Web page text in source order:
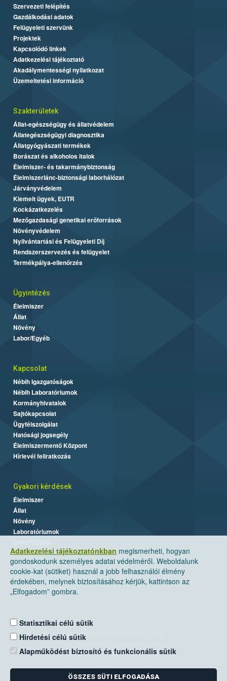
Adatkezelési tájékoztatónkban megismerheti, hogyan
gondoskodunk személyes adatai védelméről. Weboldalunk
cookie-kat (sütiket) használ a jobb felhasználói élmény
érdekében, melynek biztosításához kérjük, kattintson az
„Elfogadom” gombra.
Statisztikai célú sütik
Hirdetési célú sütik
Alapműködést biztosító és funkcionális sütik
ÖSSZES SÜTI ELFOGADÁSA
Szervezeti felépítés
Gazdálkodási adatok
Felügyeleti szervünk
Projektek
Kapcsolódó linkek
Adatkezelési tájékoztató
Akadálymentességi nyilatkozat
Üzemeltetési információ
Szakterületek
Állat-egészségügy és állatvédelem
Állategészségügyi diagnosztika
Állatgyógyászati termékek
Borászat és alkoholos italok
Élelmiszer- és takarmánybiztonság
Élelmiszerlánc-biztonsági laborhálózat
Járványvédelem
Kiemelt ügyek, EUTR
Kockázatkezelés
Mezőgazdasági genetikai erőforrások
Növényvédelem
Nyilvántartási és Felügyeleti Díj
Rendszerszervezés és felügyelet
Termékpálya-ellenőrzés
Ügyintézés
Élelmiszer
Állat
Növény
Labor/Egyéb
Kapcsolat
Nébih Igazgatóságok
Nébih Laboratóriumok
Kormányhivatalok
Sajtókapcsolat
Ügyfélszolgálat
Hatósági jogsegély
Élelmiszermentő Központ
Hírlevél feliratkozás
Gyakori kérdések
Élelmiszer
Állat
Növény
Laboratóriumok
Nemzeti Élelmiszerlánc-biztonsági Hivatal
Levelezési cím: 1525 Budapest. Pf. 30.